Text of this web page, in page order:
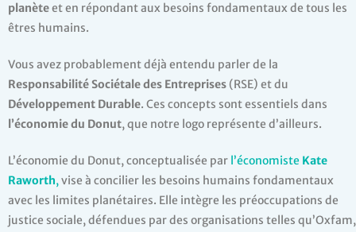
planèteet en répondant aux besoins fondamentaux de tous les
êtres humains.
Vous avez probablement déjà entendu parler de la
Responsabilité Sociétale des Entreprises (RSE) et du
Développement Durable. Ces concepts sont essentiels dans
l’économie du Donut, que notre logo représente d’ailleurs.
L’économie du Donut, conceptualisée par l’économiste Kate
Raworth,vise à concilier les besoins humains fondamentaux
avec les limites planétaires. Elle intègre les préoccupations de
justice sociale, défendues par des organisations telles qu’Oxfam,